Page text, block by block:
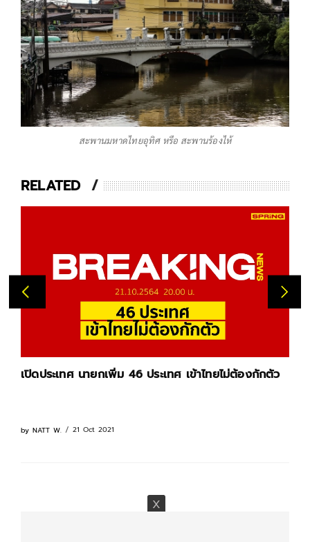
สะพานมหาดไทยอุทิศ หรือ สะพานร้องไห้
RELATED
เปิดประเทศ นายกเพิ่ม 46 ประเทศ เข้าไทยไม่ต้องกักตัว
by NATT W. 21 Oct 2021